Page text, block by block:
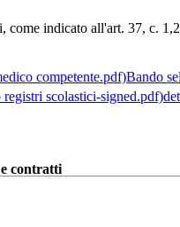
come indicato all'art. 37, c.
Bando
contratti